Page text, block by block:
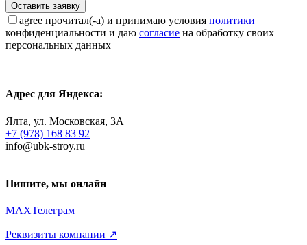
agree прочитал(-а) и принимаю условия политики
конфиденциальности и даю согласие на обработку своих
персональных данных
Адрес для Яндекса:
Ялта, ул. Московская, 3А
+7 (978) 168 83 92
info@ubk-stroy.ru
Пишите, мы онлайн
MAXТелеграм
Реквизиты компании ↗